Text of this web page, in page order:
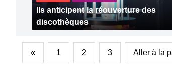
Ils anticipent la réouverture des
discothèques
« 1 2 3 Aller à la